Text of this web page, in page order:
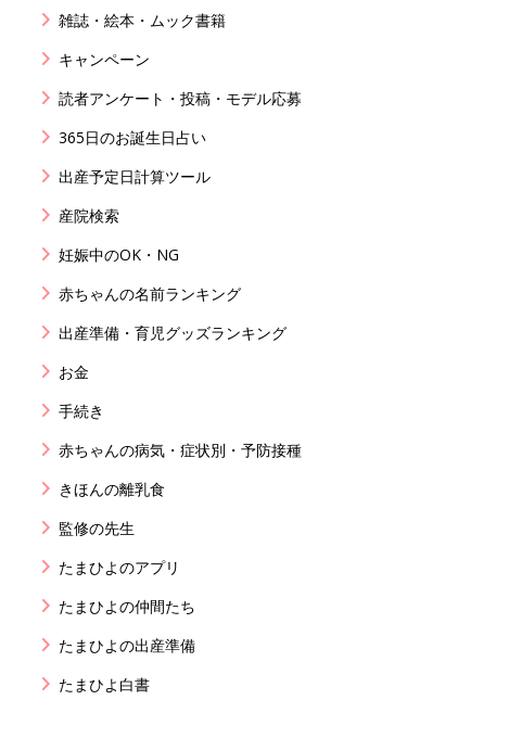
雑誌・絵本・ムック書籍
キャンペーン
読者アンケート・投稿・モデル応募
365日のお誕生日占い
出産予定日計算ツール
産院検索
妊娠中のOK・NG
赤ちゃんの名前ランキング
出産準備・育児グッズランキング
お金
手続き
赤ちゃんの病気・症状別・予防接種
きほんの離乳食
監修の先生
たまひよのアプリ
たまひよの仲間たち
たまひよの出産準備
たまひよ白書